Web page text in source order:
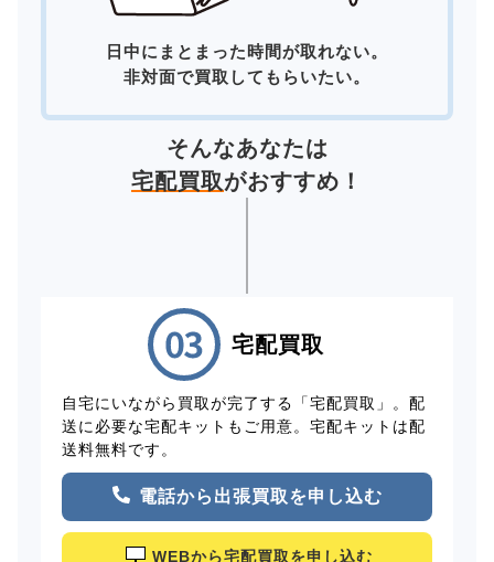
日中にまとまった時間が取れない。
非対面で買取してもらいたい。
そんなあなたは
宅配買取がおすすめ！
宅配買取
自宅にいながら買取が完了する「宅配買取」。配
送に必要な宅配キットもご用意。宅配キットは配
送料無料です。
電話から出張買取を申し込む
WEBから宅配買取を申し込む